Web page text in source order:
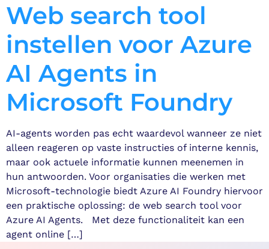
Web search tool
instellen voor Azure
AI Agents in
Microsoft Foundry
AI-agents worden pas echt waardevol wanneer ze niet
alleen reageren op vaste instructies of interne kennis,
maar ook actuele informatie kunnen meenemen in
hun antwoorden. Voor organisaties die werken met
Microsoft-technologie biedt Azure AI Foundry hiervoor
een praktische oplossing: de web search tool voor
Azure AI Agents. Met deze functionaliteit kan een
agent online […]